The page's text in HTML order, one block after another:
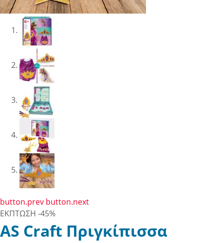
button.prev button.next
ΕΚΠΤΩΣΗ -45%
AS Craft Πριγκίπισσα